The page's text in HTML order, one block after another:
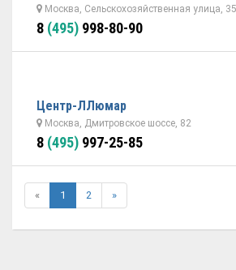
Москва, Сельскохозяйственная улица, 35
8 (495) 998-80-90
Центр-ЛЛюмар
Москва, Дмитровское шоссе, 82
8 (495) 997-25-85
« 1 2 »